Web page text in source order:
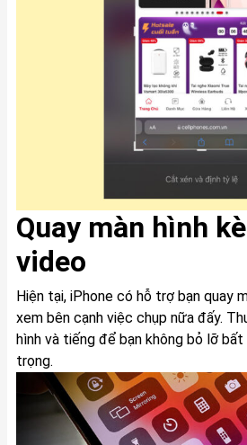
Quay màn hình
video
Hiện tại, iPhone có hỗ trợ bạn quay
xem bên cạnh việc chụp nữa đấy.
hình và tiếng để bạn không bỏ lỡ
trọng.